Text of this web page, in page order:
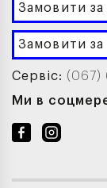
Замовити
Замовити
Сервіс: (067)
Ми в